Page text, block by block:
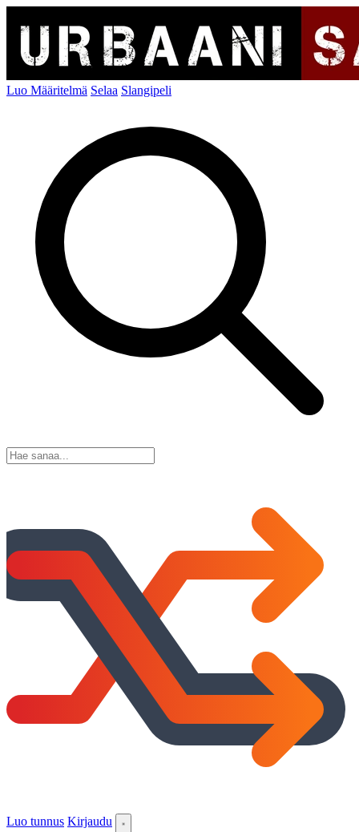
Luo Määritelmä Selaa Slangipeli
Luo tunnus Kirjaudu